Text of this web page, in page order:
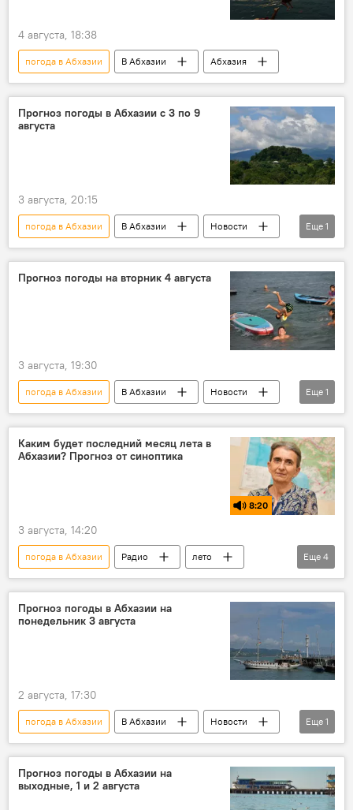
4 августа, 18:38
погода в Абхазии В Абхазии Абхазия
Прогноз погоды в Абхазии с 3 по 9
августа
3 августа, 20:15
погода в Абхазии В Абхазии
Новости
Абхазия
Еще 1
Прогноз погоды на вторник 4 августа
3 августа, 19:30
погода в Абхазии В Абхазии
Новости
Абхазия
Еще 1
Каким будет последний месяц лета в
Абхазии? Прогноз от синоптика
8:20
3 августа, 14:20
погода в Абхазии Радио
лето
прогнозы
жара
ультрафиолет
Еще 4
Прогноз погоды в Абхазии на
понедельник 3 августа
2 августа, 17:30
погода в Абхазии В Абхазии
Новости
Абхазия
Еще 1
Прогноз погоды в Абхазии на
выходные, 1 и 2 августа